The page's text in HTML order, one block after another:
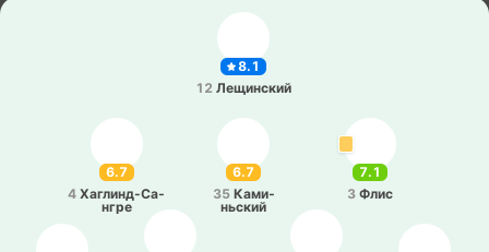
8.1
12 Ле­щи­нский
6.7
4 Ха­гли­нд-Са­
нгре
7.1
3 Флис
6.7
35 Ка­ми­
ньский